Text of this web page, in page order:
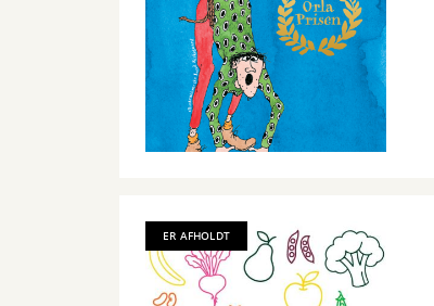
ER AFHOLDT